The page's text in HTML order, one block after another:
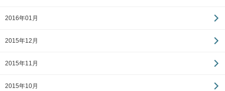
2016年01月
2015年12月
2015年11月
2015年10月